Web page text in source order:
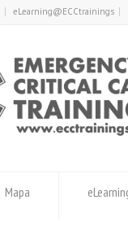
eLearning@ECCtrainings
Mapa